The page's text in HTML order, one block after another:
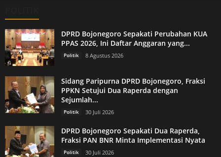
DPRD Bojonegoro Sepakati Perubahan KUA
PPAS 2026, Ini Daftar Anggaran yang...
Politik 8 Agustus 2026
Sidang Paripurna DPRD Bojonegoro, Fraksi
PPKN Setujui Dua Raperda dengan
Sejumlah...
Politik 30 Juli 2026
DPRD Bojonegoro Sepakati Dua Raperda,
Fraksi PAN BNR Minta Implementasi Nyata
Politik 30 Juli 2026